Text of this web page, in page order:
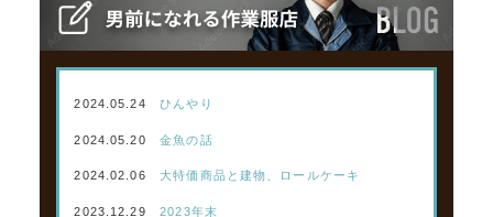
2024.05.24 ひんやり
2024.05.20 金魚の話
2024.02.06 大特価商品と建物、ロールケーキ
2023.12.29 2023年末